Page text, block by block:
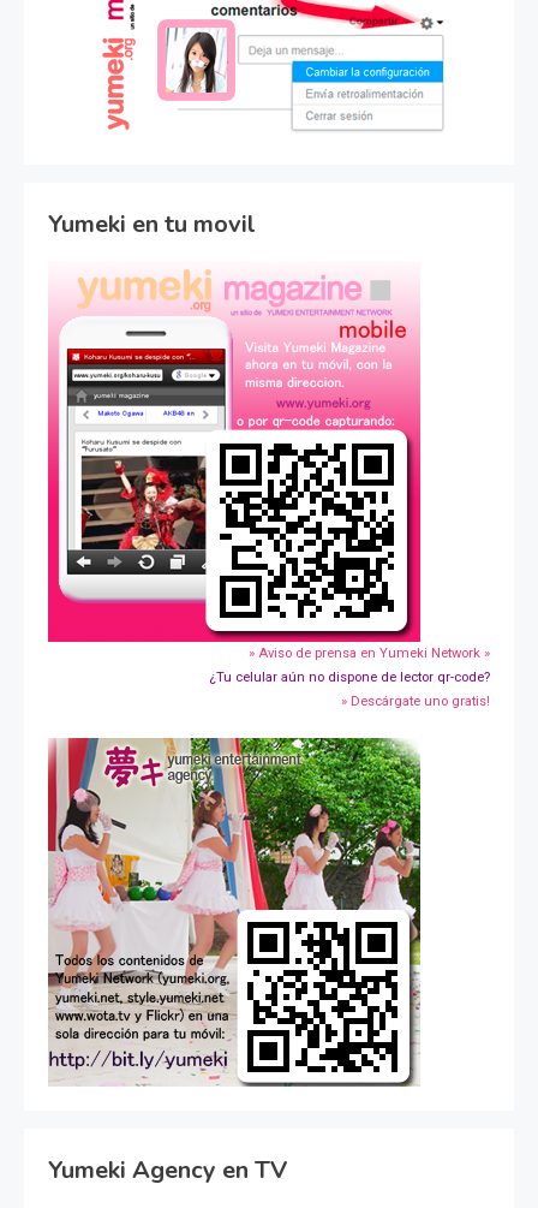
Yumeki en tu movil
» Aviso de prensa en Yumeki Network »
¿Tu celular aún no dispone de lector qr-code?
» Descárgate uno gratis!
Yumeki Agency en TV